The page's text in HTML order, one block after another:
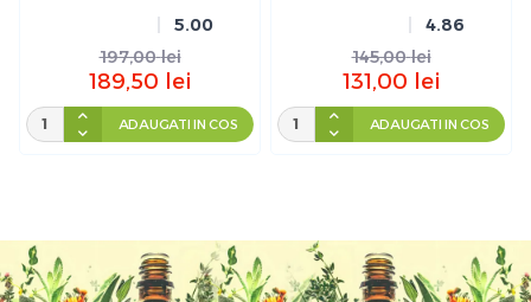
5.00
197,00 lei
189,50 lei
ADAUGATI IN COS
4.86
145,00 lei
131,00 lei
ADAUGATI IN COS